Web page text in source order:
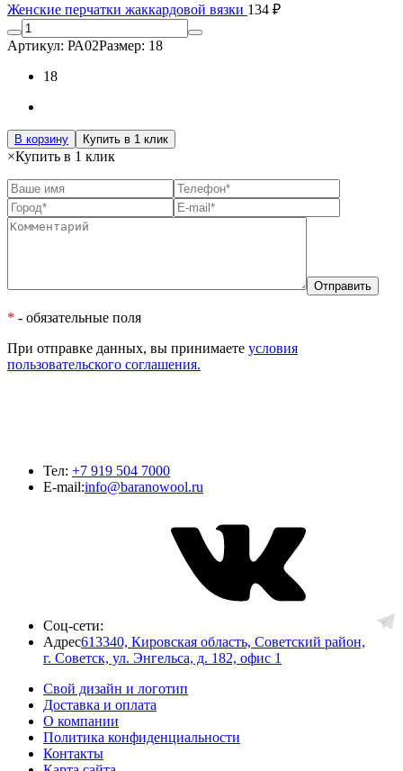
Женские перчатки жаккардовой вязки 134 ₽
Артикул: РА02Размер: 18
18
В корзину Купить в 1 клик
×Купить в 1 клик
* - обязательные поля
При отправке данных, вы принимаете условия
пользовательского соглашения.
Тел: +7 919 504 7000
E-mail:info@baranowool.ru
Соц-сети:
Адрес613340, Кировская область, Советский район,
г. Советск, ул. Энгельса, д. 182, офис 1
Свой дизайн и логотип
Доставка и оплата
О компании
Политика конфиденциальности
Контакты